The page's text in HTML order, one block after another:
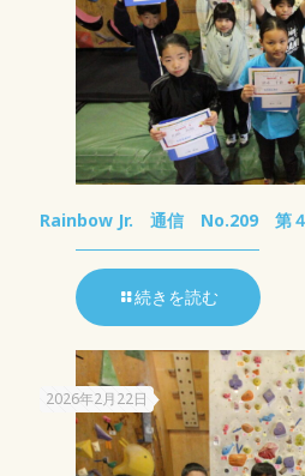
Rainbow Jr. 通信 No.209 第４
続きを読む
2026年2月22日